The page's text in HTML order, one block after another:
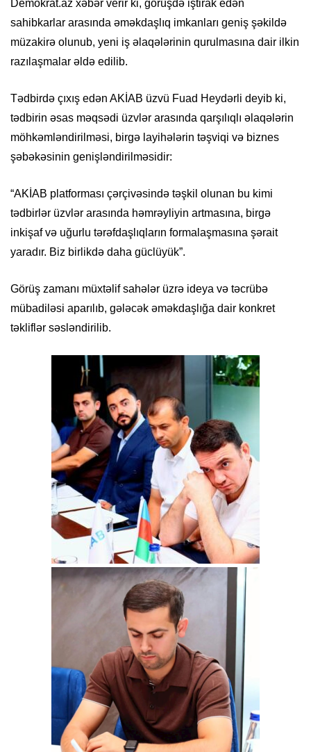
Demokrat.az xəbər verir ki, görüşdə iştirak edən
sahibkarlar arasında əməkdaşlıq imkanları geniş şəkildə
müzakirə olunub, yeni iş əlaqələrinin qurulmasına dair ilkin
razılaşmalar əldə edilib.
Tədbirdə çıxış edən AKİAB üzvü Fuad Heydərli deyib ki,
tədbirin əsas məqsədi üzvlər arasında qarşılıqlı əlaqələrin
möhkəmləndirilməsi, birgə layihələrin təşviqi və biznes
şəbəkəsinin genişləndirilməsidir:
“AKİAB platforması çərçivəsində təşkil olunan bu kimi
tədbirlər üzvlər arasında həmrəyliyin artmasına, birgə
inkişaf və uğurlu tərəfdaşlıqların formalaşmasına şərait
yaradır. Biz birlikdə daha güclüyük”.
Görüş zamanı müxtəlif sahələr üzrə ideya və təcrübə
mübadiləsi aparılıb, gələcək əməkdaşlığa dair konkret
təkliflər səsləndirilib.